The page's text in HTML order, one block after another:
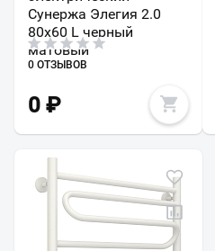
Сунержа Элегия 2.0
80х60 L черный
матовый
0 ОТЗЫВОВ
0 ₽